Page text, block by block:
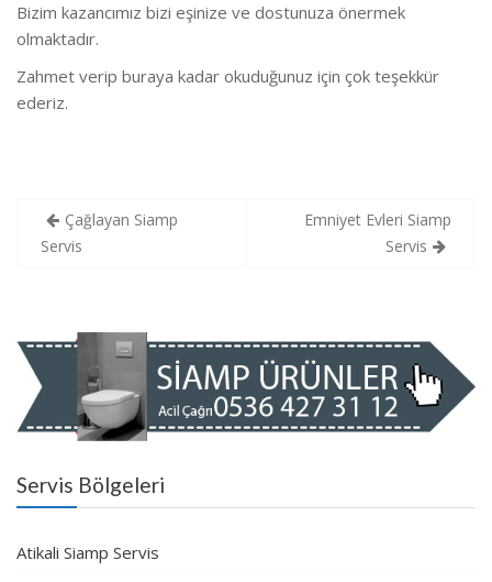
Bizim kazancımız bizi eşinize ve dostunuza önermek
olmaktadır.
Zahmet verip buraya kadar okuduğunuz için çok teşekkür
ederiz.
Yazı
gezinmesi
Çağlayan Siamp
Servis
Emniyet Evleri Siamp
Servis
Servis Bölgeleri
Atikali Siamp Servis